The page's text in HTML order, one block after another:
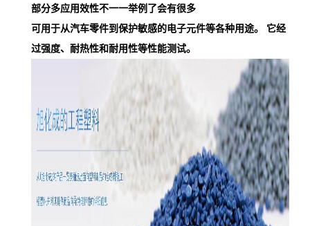
部分多应用效性不一一举例了会有很多
可用于从汽车零件到保护敏感的电子元件等各种用途。 它经
过强度、耐热性和耐用性等性能测试。